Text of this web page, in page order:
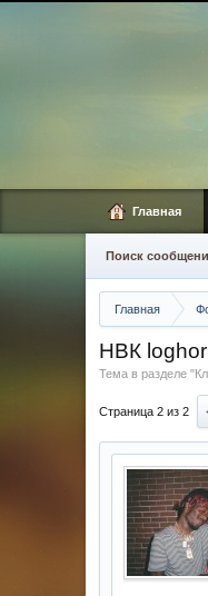
Главная
НВК
Тема в разделе "
Страница 2 из 2
Главная
Поиск